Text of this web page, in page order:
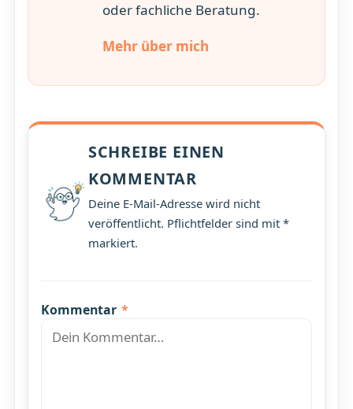
oder fachliche Beratung.
Mehr über mich
SCHREIBE EINEN
KOMMENTAR
Deine E-Mail-Adresse wird nicht
veröffentlicht. Pflichtfelder sind mit *
markiert.
Kommentar *